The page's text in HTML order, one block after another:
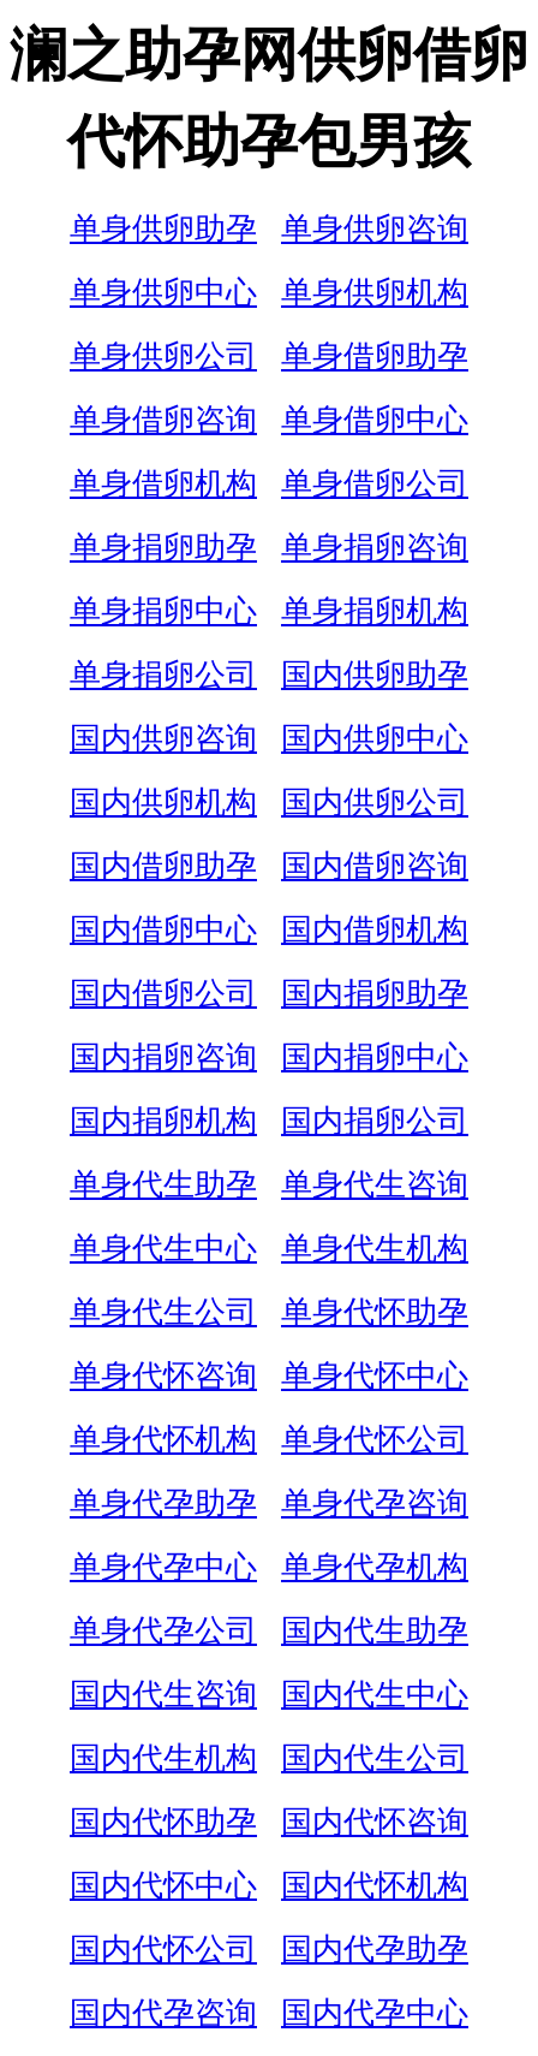
澜之助孕网供卵借卵
代怀助孕包男孩
单身供卵助孕
单身供卵咨询
单身供卵中心
单身供卵机构
单身供卵公司
单身借卵助孕
单身借卵咨询
单身借卵中心
单身借卵机构
单身借卵公司
单身捐卵助孕
单身捐卵咨询
单身捐卵中心
单身捐卵机构
单身捐卵公司
国内供卵助孕
国内供卵咨询
国内供卵中心
国内供卵机构
国内供卵公司
国内借卵助孕
国内借卵咨询
国内借卵中心
国内借卵机构
国内借卵公司
国内捐卵助孕
国内捐卵咨询
国内捐卵中心
国内捐卵机构
国内捐卵公司
单身代生助孕
单身代生咨询
单身代生中心
单身代生机构
单身代生公司
单身代怀助孕
单身代怀咨询
单身代怀中心
单身代怀机构
单身代怀公司
单身代孕助孕
单身代孕咨询
单身代孕中心
单身代孕机构
单身代孕公司
国内代生助孕
国内代生咨询
国内代生中心
国内代生机构
国内代生公司
国内代怀助孕
国内代怀咨询
国内代怀中心
国内代怀机构
国内代怀公司
国内代孕助孕
国内代孕咨询
国内代孕中心